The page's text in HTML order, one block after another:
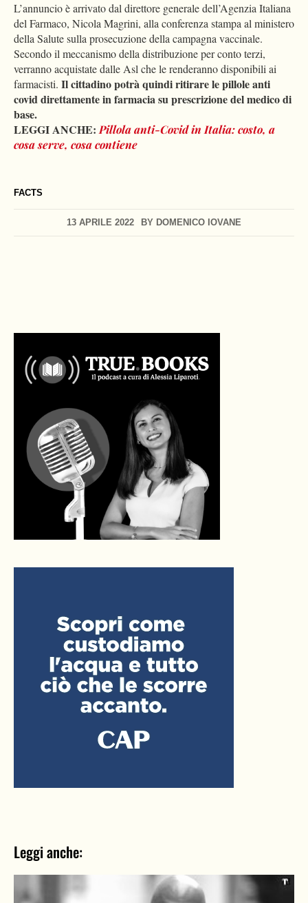
FACTS
13 APRILE 2022 BY DOMENICO IOVANE
L’annuncio è arrivato dal direttore generale dell’Agenzia Italiana
del Farmaco, Nicola Magrini, alla conferenza stampa al ministero
della Salute sulla prosecuzione della campagna vaccinale.
Secondo il meccanismo della distribuzione per conto terzi,
verranno acquistate dalle Asl che le renderanno disponibili ai
farmacisti. Il cittadino potrà quindi ritirare le pillole anti
covid direttamente in farmacia su prescrizione del medico di
base.
LEGGI ANCHE:Pillola anti-Covid in Italia: costo, a
cosa serve, cosa contiene
Leggi anche: